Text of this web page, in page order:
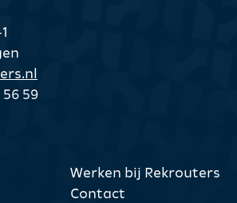
56 59
Werken bij Rekrouters
Contact